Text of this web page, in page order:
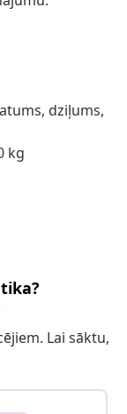
dziļums,
kg
Lai sāktu,